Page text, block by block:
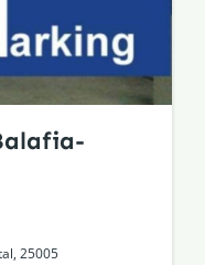
25005